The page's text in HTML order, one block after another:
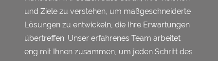
und Ziele zu verstehen, um maßgeschneiderte
Lösungen zu entwickeln, die Ihre Erwartungen
übertreffen. Unser erfahrenes Team arbeitet
eng mit Ihnen zusammen, um jeden Schritt des